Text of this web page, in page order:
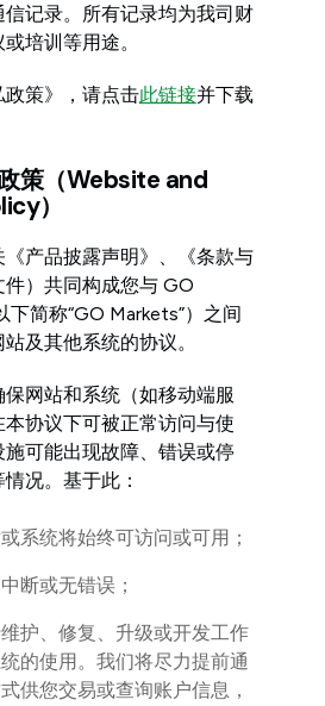
记录。所有记录均为我司财
培训等用途。
策》，请点击此链接并下载
策（Website and
）
产品披露声明》、《条款与
）共同构成您与 GO
简称“GO Markets”）之间
及其他系统的协议。
网站和系统（如移动端服
协议下可被正常访问与使
可能出现故障、错误或停
况。基于此：
系统将始终可访问或可用；
断或无错误；
护、修复、升级或开发工作
的使用。我们将尽力提前通
供您交易或查询账户信息，